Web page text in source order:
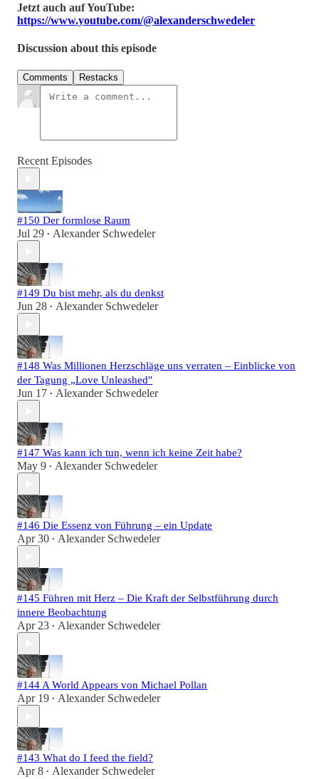
Jetzt auch auf YouTube:
https://www.youtube.com/@alexanderschwedeler
Discussion about this episode
Comments Restacks
Recent Episodes
#150 Der formlose Raum
Jul 29 • Alexander Schwedeler
#149 Du bist mehr, als du denkst
Jun 28 • Alexander Schwedeler
#148 Was Millionen Herzschläge uns verraten – Einblicke von
der Tagung „Love Unleashed"
Jun 17 • Alexander Schwedeler
#147 Was kann ich tun, wenn ich keine Zeit habe?
May 9 • Alexander Schwedeler
#146 Die Essenz von Führung – ein Update
Apr 30 • Alexander Schwedeler
#145 Führen mit Herz – Die Kraft der Selbstführung durch
innere Beobachtung
Apr 23 • Alexander Schwedeler
#144 A World Appears von Michael Pollan
Apr 19 • Alexander Schwedeler
#143 What do I feed the field?
Apr 8 • Alexander Schwedeler